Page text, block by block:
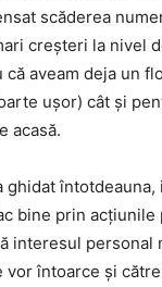
scăderea
creșteri la nivel
aveam deja un
ușor) cât și
acasă.
ghidat
bine prin
interesul
întoarce și